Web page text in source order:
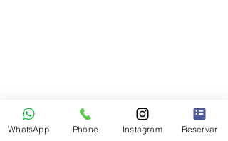
WhatsApp Phone Instagram Reservar